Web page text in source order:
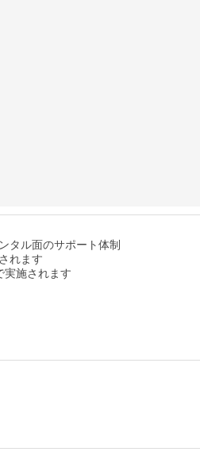
タル面のサポート体制
れます
実施されます